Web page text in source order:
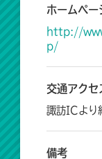
ホームペー
http://
p/
交通アクセ
諏訪ICよ
備考